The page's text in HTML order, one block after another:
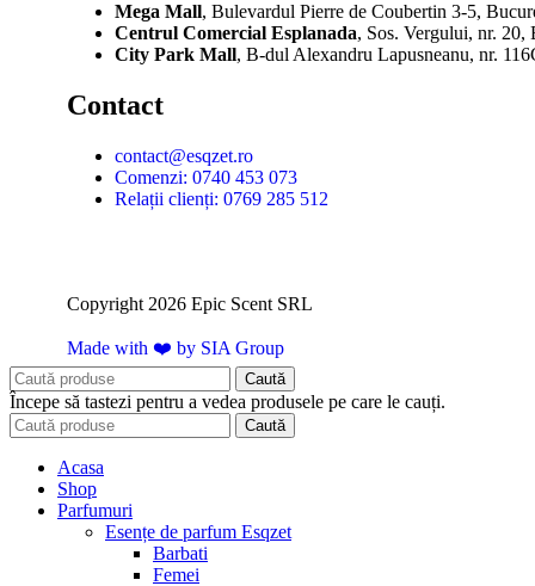
Mega Mall, Bulevardul Pierre de Coubertin 3-5,
Centrul Comercial Esplanada, Sos. Vergului, nr. 20,
City Park Mall, B-dul Alexandru Lapusneanu, nr.
Contact
contact@esqzet.ro
Comenzi: 0740 453 073
Relații clienți: 0769 285 512
Copyright 2026 Epic Scent SRL
Made with ❤️ by SIA Group
Caută
Începe să tastezi pentru a vedea produsele pe care le cauți.
Caută
Acasa
Shop
Parfumuri
Esențe de parfum Esqzet
Barbati
Femei